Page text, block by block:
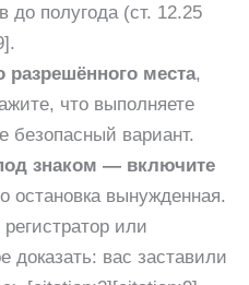
полугода (ст. 12.25
разрешённого места,
что выполняете
безопасный вариант.
знаком — включите
остановка вынужденная.
или
доказать: вас заставили